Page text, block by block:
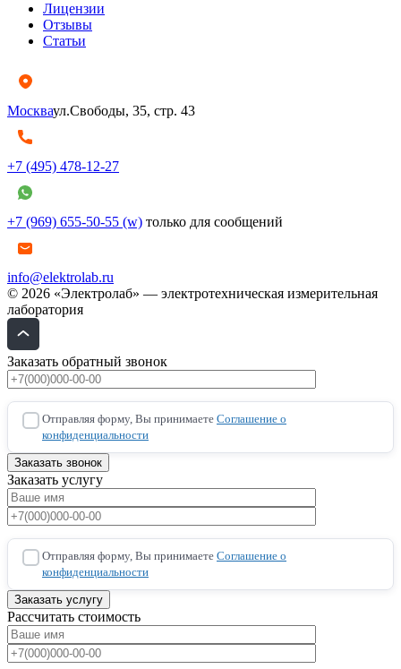
Лицензии
Отзывы
Статьи
Москваул.Свободы, 35, стр. 43
+7 (495) 478-12-27
+7 (969) 655-50-55 (w) только для сообщений
info@elektrolab.ru
© 2026 «Электролаб» — электротехническая измерительная
лаборатория
Заказать обратный звонок
Отправляя форму, Вы принимаете Соглашение о
конфиденциальности
Заказать услугу
Отправляя форму, Вы принимаете Соглашение о
конфиденциальности
Рассчитать стоимость